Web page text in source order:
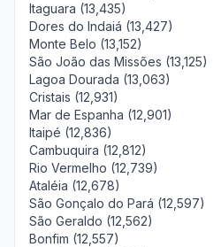
Itaguara (13,435)
Dores do Indaiá (13,427)
Monte Belo (13,152)
São João das Missões (13,125)
Lagoa Dourada (13,063)
Cristais (12,931)
Mar de Espanha (12,901)
Itaipé (12,836)
Cambuquira (12,812)
Rio Vermelho (12,739)
Ataléia (12,678)
São Gonçalo do Pará (12,597)
São Geraldo (12,562)
Bonfim (12,557)